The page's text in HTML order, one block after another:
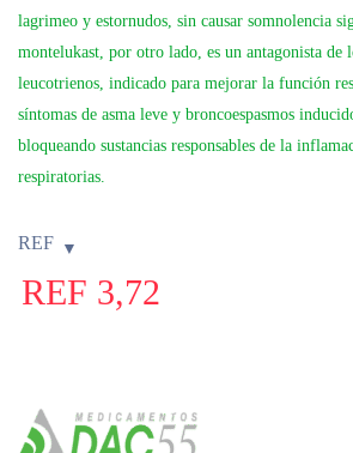
lagrimeo y estornudos, sin causar somnolencia
montelukast, por otro lado, es un antagonista de
leucotrienos, indicado para mejorar la función
síntomas de asma leve y broncoespasmos
bloqueando sustancias responsables de la
respiratorias.
REF
REF 3,72